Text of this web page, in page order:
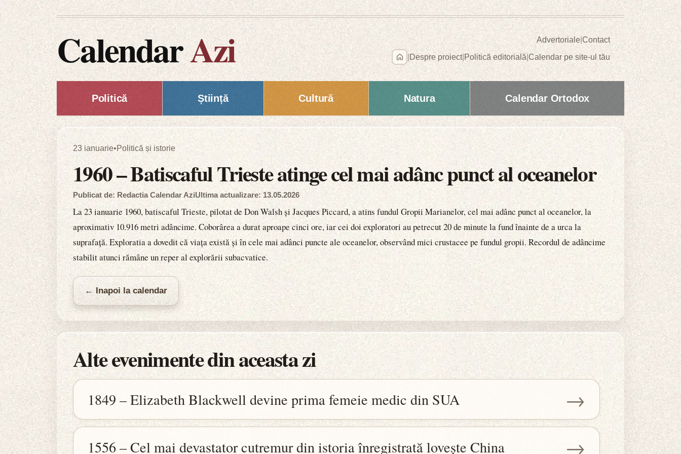
CalendarAzi Advertoriale|Contact
Despre proiect| Politică editorială|Calendar pe site-ul tău
Politică Știință Cultură Natura Calendar Ortodox
23 ianuarie•Politică și istorie
1960 – Batiscaful Trieste atinge cel mai adânc punct al oceanelor
Publicat de: Redactia Calendar AziUltima actualizare: 13.05.2026
La 23 ianuarie 1960, batiscaful Trieste, pilotat de Don Walsh și Jacques Piccard, a atins fundul Gropii Marianelor, cel mai adânc punct al oceanelor, la
aproximativ 10.916 metri adâncime. Coborârea a durat aproape cinci ore, iar cei doi exploratori au petrecut 20 de minute la fund înainte de a urca la
suprafață. Exploratia a dovedit că viața există și în cele mai adânci puncte ale oceanelor, observând mici crustacee pe fundul gropii. Recordul de adâncime
stabilit atunci rămâne un reper al explorării subacvatice.
← Inapoi la calendar
Alte evenimente din aceasta zi
1849 – Elizabeth Blackwell devine prima femeie medic din SUA →
1556 – Cel mai devastator cutremur din istoria înregistrată lovește China →